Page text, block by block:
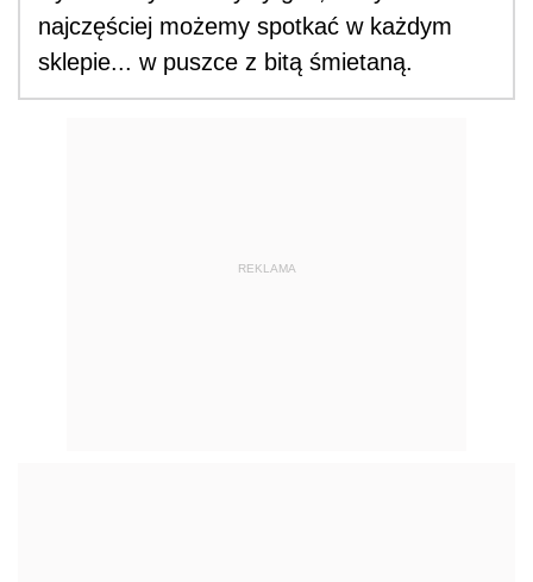
najczęściej możemy spotkać w każdym
sklepie... w puszce z bitą śmietaną.
REKLAMA